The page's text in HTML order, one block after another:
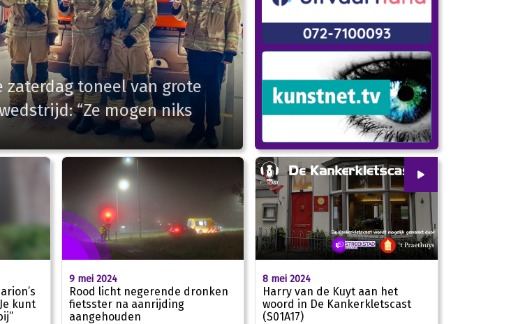
zaterdag toneel van grote
“Ze mogen niks
kunt
9 mei 2024
Rood licht negerende dronken
fietsster na aanrijding
aangehouden
00
8 mei 2024
Harry van de Kuyt aan het
woord in De Kankerkletscast
(S01A17)